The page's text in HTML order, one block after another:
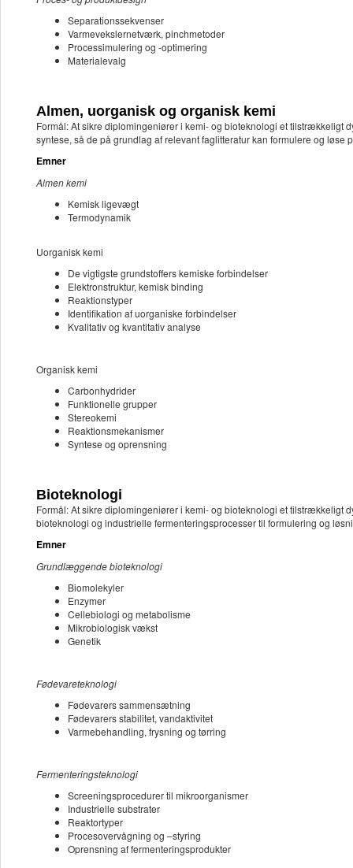
Separationssekvenser
Varmevekslernetværk, pinchmetoder
Processimulering og -optimering
Materialevalg
Almen, uorganisk og organisk kemi
Formål: At sikre diplomingeniører i kemi- og bioteknologi et tilstrækkeligt
syntese, så de på grundlag af relevant faglitteratur kan formulere og
Emner
Almen kemi
Kemisk ligevægt
Termodynamik
Uorganisk kemi
De vigtigste grundstoffers kemiske forbindelser
Elektronstruktur, kemisk binding
Reaktionstyper
Identifikation af uorganiske forbindelser
Kvalitativ og kvantitativ analyse
Organisk kemi
Carbonhydrider
Funktionelle grupper
Stereokemi
Reaktionsmekanismer
Syntese og oprensning
Bioteknologi
Formål: At sikre diplomingeniører i kemi- og bioteknologi et tilstrækkeligt
bioteknologi og industrielle fermenteringsprocesser til formulering og
Emner
Grundlæggende bioteknologi
Biomolekyler
Enzymer
Cellebiologi og metabolisme
Mikrobiologisk vækst
Genetik
Fødevareteknologi
Fødevarers sammensætning
Fødevarers stabilitet, vandaktivitet
Varmebehandling, frysning og tørring
Fermenteringsteknologi
Screeningsprocedurer til mikroorganismer
Industrielle substrater
Reaktortyper
Procesovervågning og –styring
Oprensning af fermenteringsprodukter